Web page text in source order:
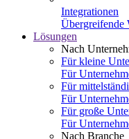
Integrationen
Übergreifende
Lösungen
Nach
Für kleine
Für
Für
Für
Für große
Für
Nach Branche